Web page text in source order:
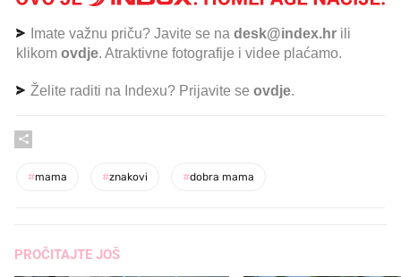
Imate važnu priču? Javite se na desk@index.hr ili
klikom ovdje. Atraktivne fotografije i videe plaćamo.
Želite raditi na Indexu? Prijavite se ovdje.
#mama #znakovi #dobra mama
PROČITAJTE JOŠ